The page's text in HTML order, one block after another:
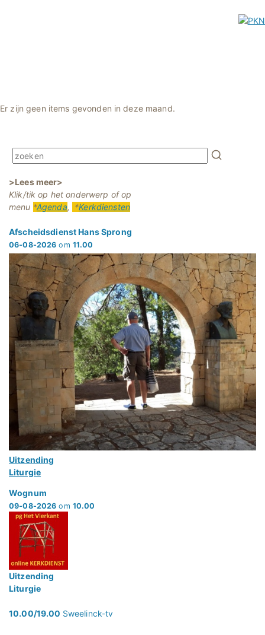
Er zijn geen items gevonden in deze maand.
>Lees meer>
Klik/tik op het onderwerp of op
menu *Agenda, *Kerkdiensten
Afscheidsdienst Hans Sprong
06-08-2026 om 11.00
Uitzending
Liturgie
Wognum
09-08-2026 om 10.00
Uitzending
Liturgie
10.00/19.00 Sweelinck-tv